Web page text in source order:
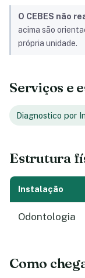
O CEBES não
acima são
própria unidade.
Serviços e
Diagnostico por
Estrutura
Instalação
Odontologia
Como